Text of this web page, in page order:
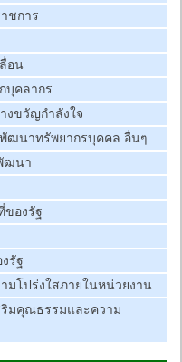
ชการ
อน
บุคลากร
งขวัญกำลังใจ
ฒนาทรัพยากรบุคคล อื่นๆ
ฒนา
ของรัฐ
รัฐ
มโปร่งใสภายในหน่วยงาน
ริมคุณธรรมและความ